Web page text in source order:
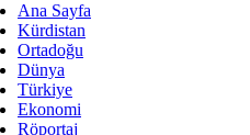
Ana Sayfa
Kürdistan
Ortadoğu
Dünya
Türkiye
Ekonomi
Röportaj